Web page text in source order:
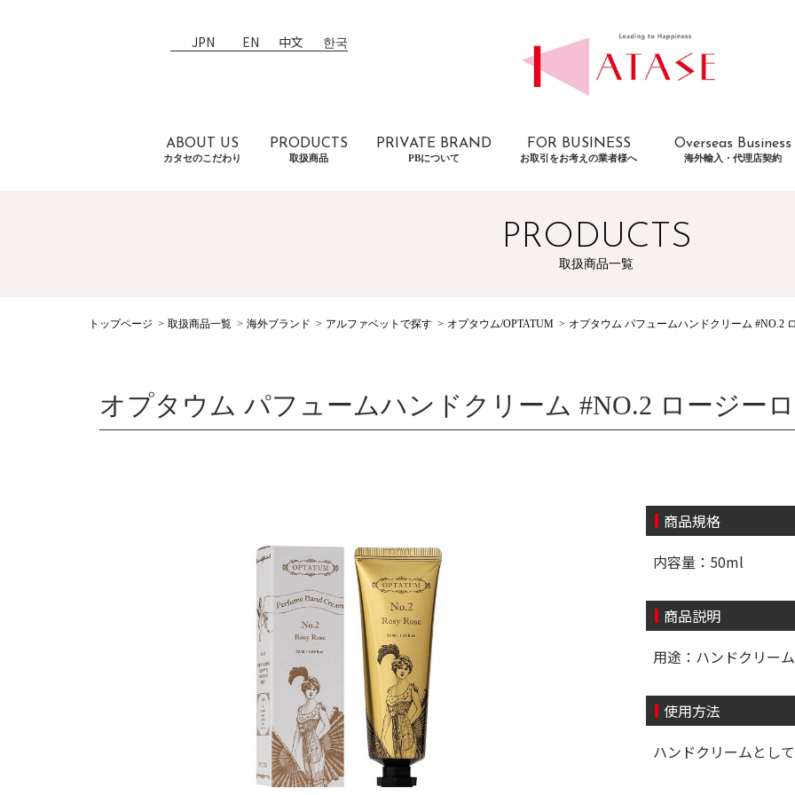
JPN EN 中文 한국
ABOUT US
カタセのこだわり
PRODUCTS
取扱商品
PRIVATE BRAND
PBについて
FOR BUSINESS
お取引をお考えの業者様へ
Overseas Business
海外輸入・代理店契約
PRODUCTS
取扱商品一覧
トップページ 取扱商品一覧 海外ブランド アルファベットで探す オプタウム/OPTATUM オプタウム パフュームハンドクリーム #NO.2
オプタウム パフュームハンドクリーム #NO.2 ロージー
商品規格
内容量：50ml
商品説明
用途：ハンドクリーム
使用方法
ハンドクリームとし